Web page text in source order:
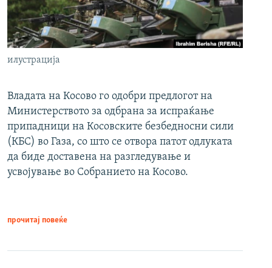
илустрација
Владата на Косово го одобри предлогот на
Министерството за одбрана за испраќање
припадници на Косовските безбедносни сили
(КБС) во Газа, со што се отвора патот одлуката
да биде доставена на разгледување и
усвојување во Собранието на Косово.
прочитај повеќе